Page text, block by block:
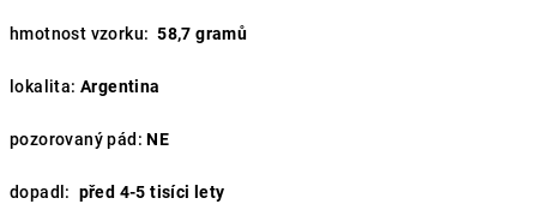
hmotnost vzorku: 58,7 gramů
lokalita: Argentina
pozorovaný pád:NE
dopadl: před 4-5 tisíci lety